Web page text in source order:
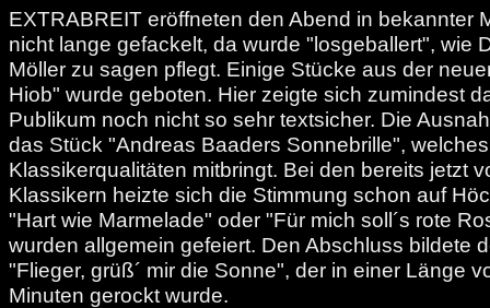
EXTRABREIT eröffneten den Abend in bekannter
nicht lange gefackelt, da wurde "losgeballert", wie
Möller zu sagen pflegt. Einige Stücke aus der
Hiob" wurde geboten. Hier zeigte sich zumindest
Publikum noch nicht so sehr textsicher. Die
das Stück "Andreas Baaders Sonnebrille", welches
Klassikerqualitäten mitbringt. Bei den bereits jetzt
Klassikern heizte sich die Stimmung schon auf
"Hart wie Marmelade" oder "Für mich soll´s rote
wurden allgemein gefeiert. Den Abschluss bildete
"Flieger, grüß´ mir die Sonne", der in einer Länge
Minuten gerockt wurde.